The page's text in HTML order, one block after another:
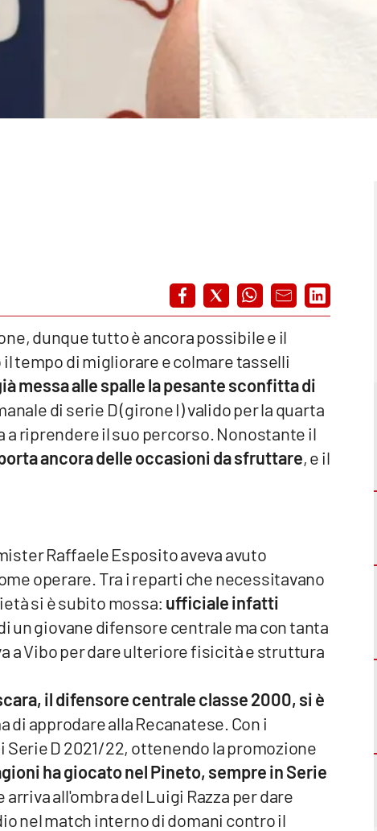
dunque tutto è ancora possibile e il
tempo di migliorare e colmare tasselli
messa alle spalle la pesante sconfitta di
di serie D (girone I) valido per la quarta
a riprendere il suo percorso. Nonostante il
ancora delle occasioni da sfruttare, e il
Raffaele Esposito aveva avuto
operare. Tra i reparti che necessitavano
si è subito mossa: ufficiale infatti
un giovane difensore centrale ma con tanta
a Vibo per dare ulteriore fisicità e struttura
il difensore centrale classe 2000, si è
di approdare alla Recanatese. Con i
D 2021/22, ottenendo la promozione
ha giocato nel Pineto, sempre in Serie
all'ombra del Luigi Razza per dare
nel match interno di domani contro il